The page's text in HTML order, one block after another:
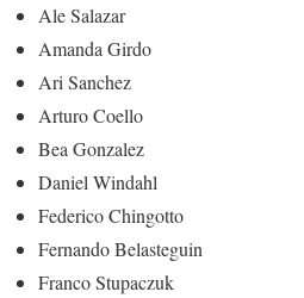
Ale Salazar
Amanda Girdo
Ari Sanchez
Arturo Coello
Bea Gonzalez
Daniel Windahl
Federico Chingotto
Fernando Belasteguin
Franco Stupaczuk